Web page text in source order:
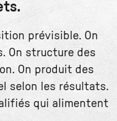
prévisible. On
On structure des
On produit des
selon les résultats.
qui alimentent